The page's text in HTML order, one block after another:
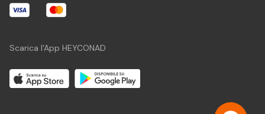
Scarica l'App HEYCONAD